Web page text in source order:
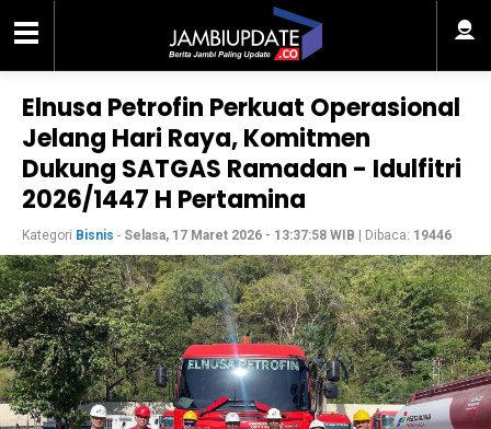
Elnusa Petrofin Perkuat Operasional
Jelang Hari Raya, Komitmen
Dukung SATGAS Ramadan - Idulfitri
2026/1447 H Pertamina
Kategori Bisnis - Selasa, 17 Maret 2026 - 13:37:58 WIB | Dibaca: 19446